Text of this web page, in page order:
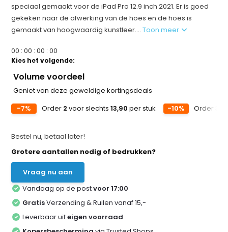
speciaal gemaakt voor de iPad Pro 12.9 inch 2021. Er is goed
gekeken naar de afwerking van de hoes en de hoes is
gemaakt van hoogwaardig kunstleer....Toon meer
00 :00 :00 :00
Kies het volgende:
Volume voordeel
Geniet van deze geweldige kortingsdeals
-7%
Order 2 voor slechts13,90 per stuk -10% Order
Bestel nu, betaal later!
Grotere aantallen nodig of bedrukken?
Vraag nu aan
Vandaag op de postvoor 17:00
GratisVerzending & Ruilen vanaf 15,-
Leverbaar uiteigen voorraad